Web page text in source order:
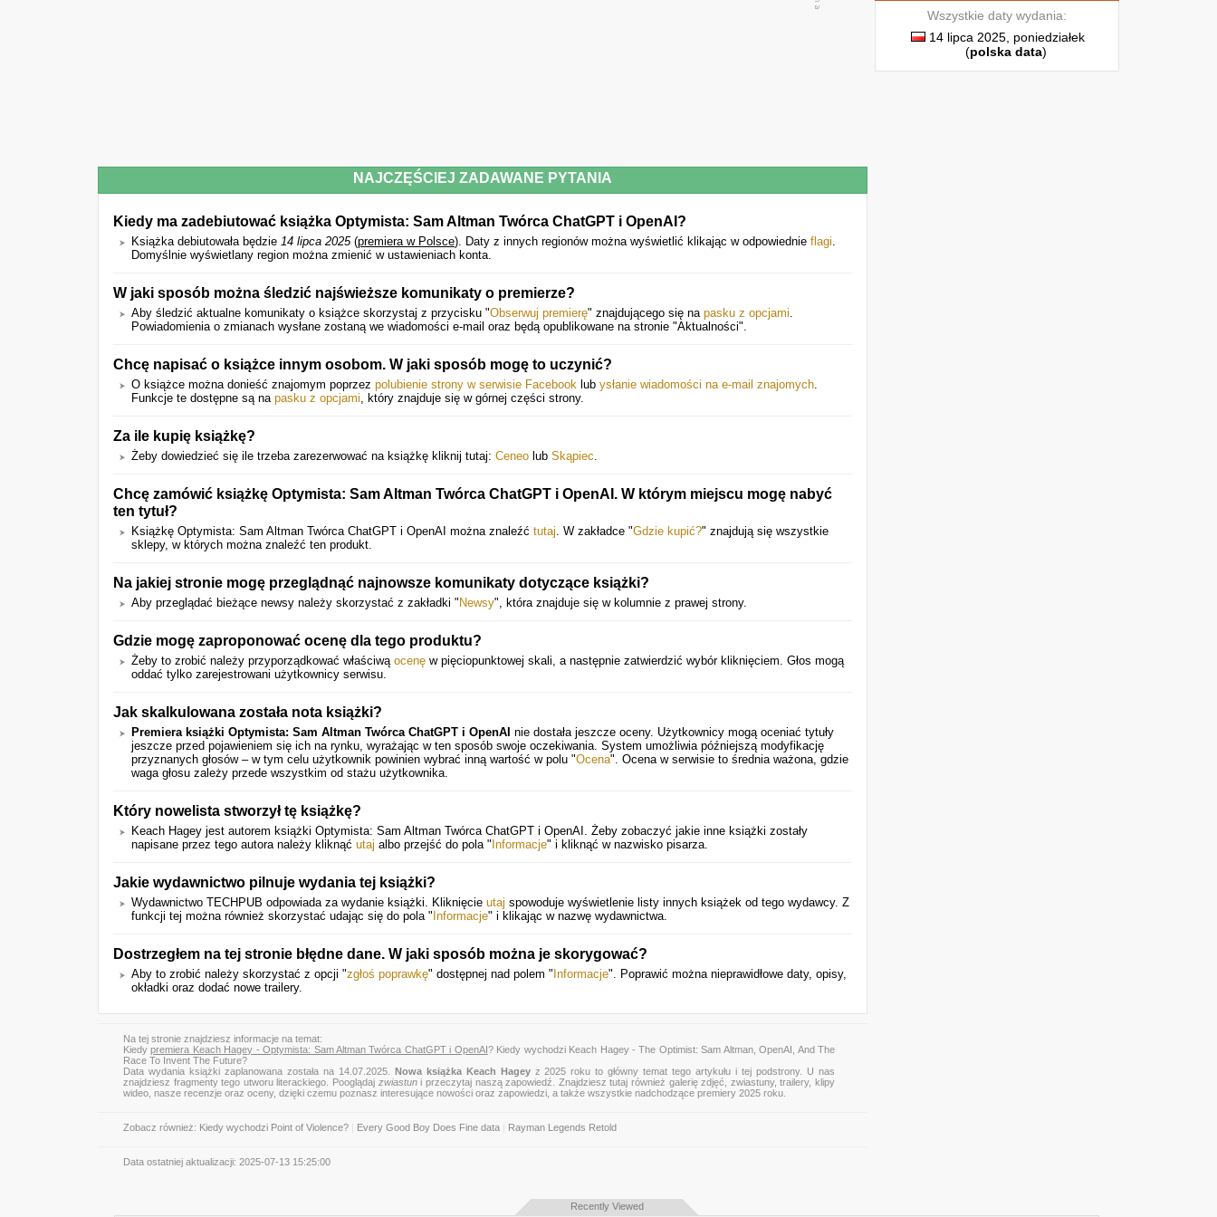
NAJCZĘŚCIEJ ZADAWANE PYTANIA
Kiedy ma zadebiutować książka Optymista: Sam Altman Twórca ChatGPT i OpenAI?
Książka debiutowała będzie 14 lipca 2025(premiera w Polsce). Daty z innych regionów można wyświetlić klikając w odpowiednie flagi.
Domyślnie wyświetlany region można zmienić w ustawieniach konta.
W jaki sposób można śledzić najświeższe komunikaty o premierze?
Aby śledzić aktualne komunikaty o książce skorzystaj z przycisku "Obserwuj premierę" znajdującego się na pasku z opcjami.
Powiadomienia o zmianach wysłane zostaną we wiadomości e-mail oraz będą opublikowane na stronie "Aktualności".
Chcę napisać o książce innym osobom. W jaki sposób mogę to uczynić?
O książce można donieść znajomym poprzez polubienie strony w serwisie Facebook lub ysłanie wiadomości na e-mail znajomych.
Funkcje te dostępne są na pasku z opcjami, który znajduje się w górnej części strony.
Za ile kupię książkę?
Żeby dowiedzieć się ile trzeba zarezerwować na książkę kliknij tutaj: Ceneo lub Skąpiec.
Chcę zamówić książkę Optymista: Sam Altman Twórca ChatGPT i OpenAI. W którym miejscu mogę nabyć
ten tytuł?
Książkę Optymista: Sam Altman Twórca ChatGPT i OpenAI można znaleźć tutaj. W zakładce "Gdzie kupić?" znajdują się wszystkie
sklepy, w których można znaleźć ten produkt.
Na jakiej stronie mogę przeglądnąć najnowsze komunikaty dotyczące książki?
Aby przeglądać bieżące newsy należy skorzystać z zakładki " Newsy", która znajduje się w kolumnie z prawej strony.
Gdzie mogę zaproponować ocenę dla tego produktu?
Żeby to zrobić należy przyporządkować właściwą ocenę w pięciopunktowej skali, a następnie zatwierdzić wybór kliknięciem. Głos mogą
oddać tylko zarejestrowani użytkownicy serwisu.
Jak skalkulowana została nota książki?
Premiera książki Optymista: Sam Altman Twórca ChatGPT i OpenAI nie dostała jeszcze oceny. Użytkownicy mogą oceniać tytuły
jeszcze przed pojawieniem się ich na rynku, wyrażając w ten sposób swoje oczekiwania. System umożliwia późniejszą modyfikację
przyznanych głosów – w tym celu użytkownik powinien wybrać inną wartość w polu "Ocena". Ocena w serwisie to średnia ważona, gdzie
waga głosu zależy przede wszystkim od stażu użytkownika.
Który nowelista stworzył tę książkę?
Keach Hagey jest autorem książki Optymista: Sam Altman Twórca ChatGPT i OpenAI. Żeby zobaczyć jakie inne książki zostały
napisane przez tego autora należy kliknąć utaj albo przejść do pola " Informacje" i kliknąć w nazwisko pisarza.
Jakie wydawnictwo pilnuje wydania tej książki?
Wydawnictwo TECHPUB odpowiada za wydanie książki. Kliknięcie utaj spowoduje wyświetlenie listy innych książek od tego wydawcy. Z
funkcji tej można również skorzystać udając się do pola " Informacje" i klikając w nazwę wydawnictwa.
Dostrzegłem na tej stronie błędne dane. W jaki sposób można je skorygować?
Aby to zrobić należy skorzystać z opcji "zgłoś poprawkę" dostępnej nad polem " Informacje". Poprawić można nieprawidłowe daty, opisy,
okładki oraz dodać nowe trailery.
Na tej stronie znajdziesz informacje na temat:
Kiedypremiera Keach Hagey - Optymista: Sam Altman Twórca ChatGPT i OpenAI? Kiedy wychodzi Keach Hagey - The Optimist: Sam Altman, OpenAI, And The
Race To Invent The Future?
Data wydania książki zaplanowana została na 14.07.2025. Nowa książka Keach Hageyz 2025 roku to główny temat tego artykułu i tej podstrony. U nas
znajdziesz fragmenty tego utworu literackiego. Pooglądaj zwiastuni przeczytaj naszą zapowiedź. Znajdziesz tutaj również galerię zdjęć, zwiastuny, trailery, klipy
wideo, nasze recenzje oraz oceny, dzięki czemu poznasz interesujące nowości oraz zapowiedzi, a także wszystkie nadchodzące premiery 2025 roku.
Zobacz również: Kiedy wychodzi Point of Violence? Every Good Boy Does Fine data Rayman Legends Retold
Data ostatniej aktualizacji: 2025-07-13 15:25:00
Wszystkie daty wydania:
14 lipca 2025, poniedziałek
(polska data)
Recently Viewed